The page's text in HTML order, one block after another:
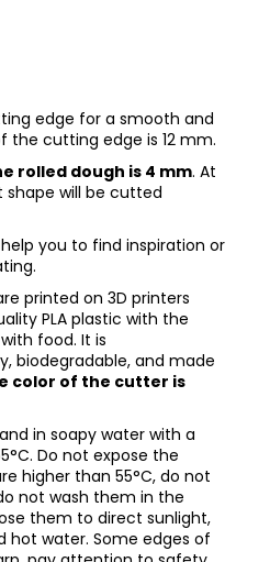
edge for a smooth and
the cutting edge is 12 mm.
rolled dough is 4 mm. At
will be cutted
you to find inspiration or
printed on 3D printers
PLA plastic with the
food. It is
biodegradable, and made
color of the cutter is
in soapy water with a
Do not expose the
higher than 55°C, do not
not wash them in the
them to direct sunlight,
hot water. Some edges of